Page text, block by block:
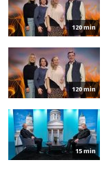
120 min
120 min
15 min